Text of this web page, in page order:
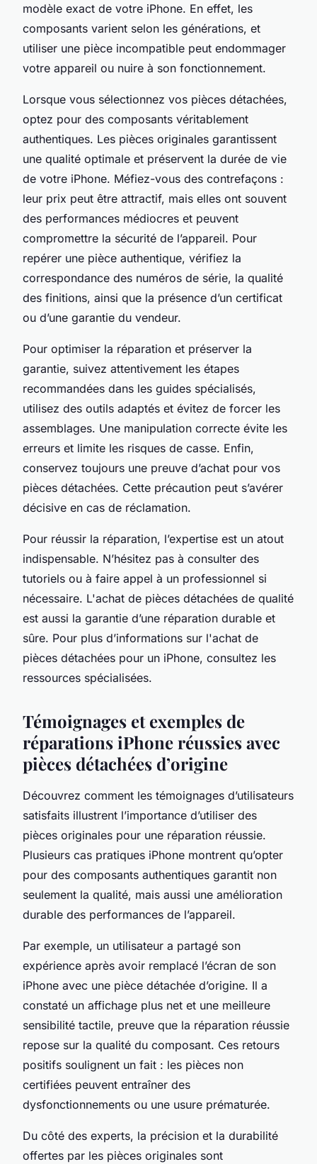
modèle exact de votre iPhone. En effet, les
composants varient selon les générations, et
utiliser une pièce incompatible peut endommager
votre appareil ou nuire à son fonctionnement.
Lorsque vous sélectionnez vos pièces détachées,
optez pour des composants véritablement
authentiques. Les pièces originales garantissent
une qualité optimale et préservent la durée de vie
de votre iPhone. Méfiez-vous des contrefaçons :
leur prix peut être attractif, mais elles ont souvent
des performances médiocres et peuvent
compromettre la sécurité de l’appareil. Pour
repérer une pièce authentique, vérifiez la
correspondance des numéros de série, la qualité
des finitions, ainsi que la présence d’un certificat
ou d’une garantie du vendeur.
Pour optimiser la réparation et préserver la
garantie, suivez attentivement les étapes
recommandées dans les guides spécialisés,
utilisez des outils adaptés et évitez de forcer les
assemblages. Une manipulation correcte évite les
erreurs et limite les risques de casse. Enfin,
conservez toujours une preuve d’achat pour vos
pièces détachées. Cette précaution peut s’avérer
décisive en cas de réclamation.
Pour réussir la réparation, l’expertise est un atout
indispensable. N’hésitez pas à consulter des
tutoriels ou à faire appel à un professionnel si
nécessaire. L'achat de pièces détachées de qualité
est aussi la garantie d’une réparation durable et
sûre. Pour plus d’informations sur l'achat de
pièces détachées pour un iPhone, consultez les
ressources spécialisées.
Témoignages et exemples de
réparations iPhone réussies avec
pièces détachées d’origine
Découvrez comment les témoignages d’utilisateurs
satisfaits illustrent l’importance d’utiliser des
pièces originales pour une réparation réussie.
Plusieurs cas pratiques iPhone montrent qu’opter
pour des composants authentiques garantit non
seulement la qualité, mais aussi une amélioration
durable des performances de l’appareil.
Par exemple, un utilisateur a partagé son
expérience après avoir remplacé l’écran de son
iPhone avec une pièce détachée d’origine. Il a
constaté un affichage plus net et une meilleure
sensibilité tactile, preuve que la réparation réussie
repose sur la qualité du composant. Ces retours
positifs soulignent un fait : les pièces non
certifiées peuvent entraîner des
dysfonctionnements ou une usure prématurée.
Du côté des experts, la précision et la durabilité
offertes par les pièces originales sont